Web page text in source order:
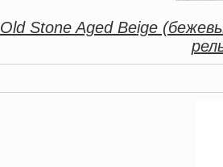
Old Stone Aged Beige